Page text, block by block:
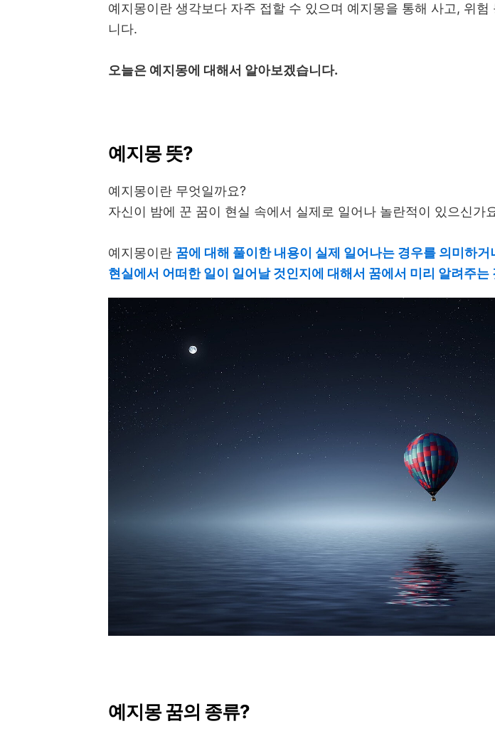
예지몽이란 생각보다 자주 접할 수 있으며 예지몽을 통해 사고, 위험
니다.
오늘은 예지몽에 대해서 알아보겠습니다.
예지몽 뜻?
예지몽이란 무엇일까요?
자신이 밤에 꾼 꿈이 현실 속에서 실제로 일어나 놀란적이 있으신가
예지몽이란 꿈에 대해 풀이한 내용이 실제 일어나는 경우를 의미하거
현실에서 어떠한 일이 일어날 것인지에 대해서 꿈에서 미리 알려주는
예지몽 꿈의 종류?